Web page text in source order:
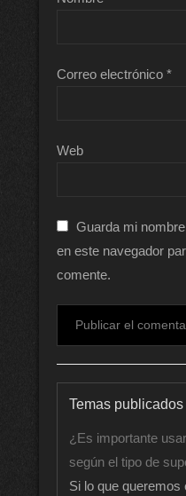
Correo electrónico *
Web
Guarda mi
en este navegador
comente.
Temas publicados
¿Es importante
según el tipo de
Si lo que